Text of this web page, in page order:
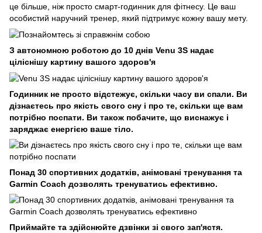
це більше, ніж просто смарт-годинник для фітнесу. Це ваш
особистий наручний тренер, який підтримує кожну вашу мету.
З автономною роботою до 10 днів Venu 3S надає
ціліснішу картину вашого здоров'я
Годинник не просто відстежує, скільки часу ви спали. Ви
дізнаєтесь про якість свого сну і про те, скільки ще вам
потрібно поспати. Ви також побачите, що виснажує і
заряджає енергією ваше тіло.
Понад 30 спортивних додатків, анімовані тренування та
Garmin Coach дозволять тренуватись ефективно.
Приймайте та здійснюйте дзвінки зі свого зап'ястя.